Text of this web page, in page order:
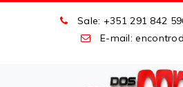
Sale: +351 291 842
E-mail: